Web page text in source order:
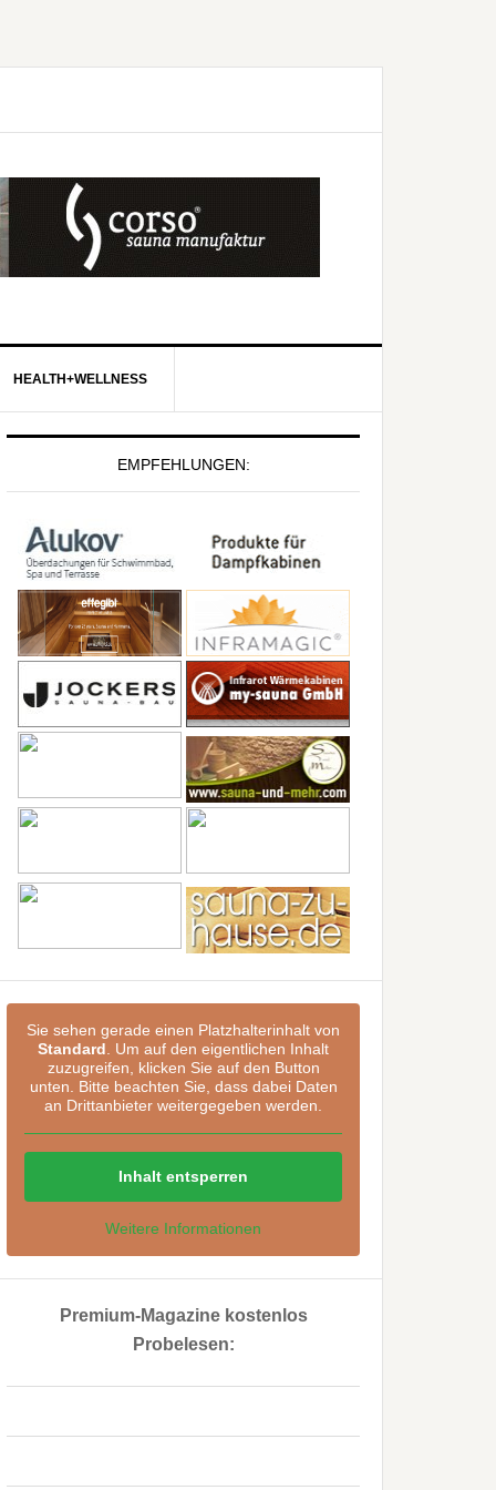
HEALTH+WELLNESS
EMPFEHLUNGEN:
Sie sehen gerade einen Platzhalterinhalt von
Standard . Um auf den eigentlichen Inhalt
zuzugreifen, klicken Sie auf den Button
unten. Bitte beachten Sie, dass dabei Daten
an Drittanbieter weitergegeben werden.
Inhalt entsperren
Weitere Informationen
Premium-Magazine kostenlos
Probelesen: